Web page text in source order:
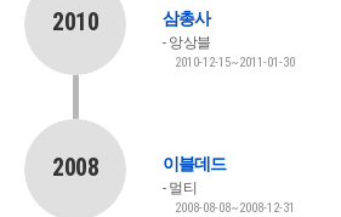
2010 삼총사
앙상블
2010-12-15~2011-01-30
2008 이블데드
멀티
2008-08-08~2008-12-31